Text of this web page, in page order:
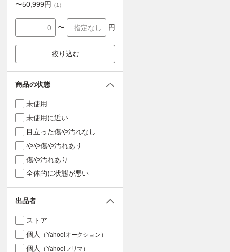
〜50,999円 （1 ）
〜 円
絞り込む
商品の状態
未使用
未使用に近い
目立った傷や汚れなし
やや傷や汚れあり
傷や汚れあり
全体的に状態が悪い
出品者
ストア
個人
（Yahoo!オークション）
個人 （Yahoo!フリマ）